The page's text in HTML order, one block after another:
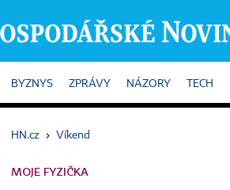
HOME
BYZNYS ZPRÁVY NÁZORY TECH
HN.cz › Víkend
MOJE FYZIČKA